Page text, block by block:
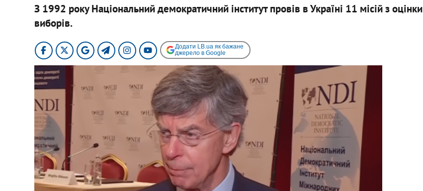
З 1992 року Національний демократичний інститут провів в Україні 11 місій з оцінки
виборів.
Додати LB.ua як бажане
джерело в Google